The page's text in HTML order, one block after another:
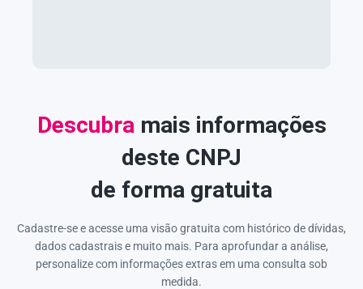
Descubramais informações
deste CNPJ
de forma gratuita
Cadastre-se e acesse uma visão gratuita com histórico de dívidas,
dados cadastrais e muito mais. Para aprofundar a análise,
personalize com informações extras em uma consulta sob
medida.